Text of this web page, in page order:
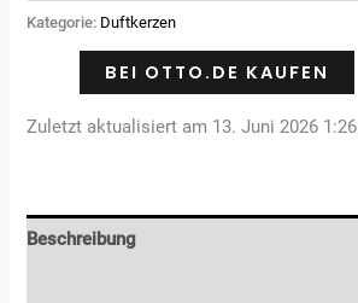
Kategorie: Duftkerzen
BEI OTTO.DE KAUFEN
Zuletzt aktualisiert am 13. Juni 2026 1:26
Beschreibung